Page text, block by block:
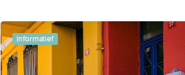
Informatief